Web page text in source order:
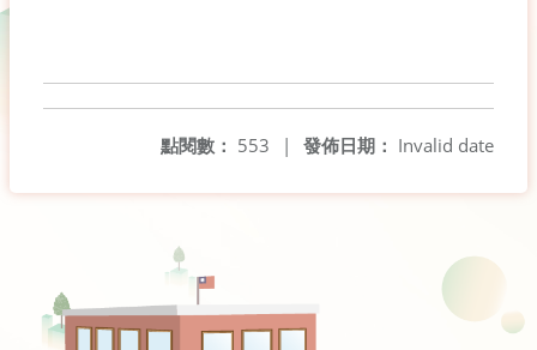
發佈日期： Invalid date
點閱數： 553 |